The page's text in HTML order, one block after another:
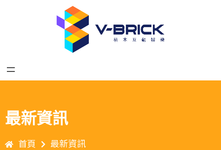
最新資訊
首頁 最新資訊